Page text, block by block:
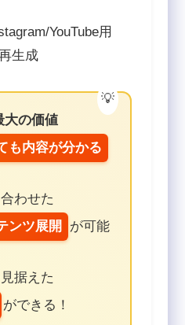
YouTube用
生成
大の価値
も内容が分かる
わせた
ンツ展開
が可能
据えた
ができる！